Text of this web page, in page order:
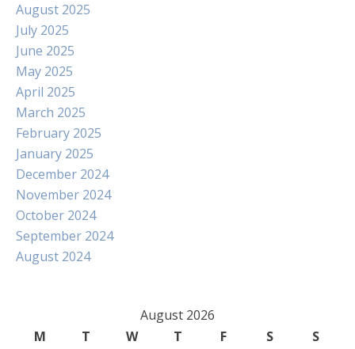
August 2025
July 2025
June 2025
May 2025
April 2025
March 2025
February 2025
January 2025
December 2024
November 2024
October 2024
September 2024
August 2024
August 2026
M
T W T F S S